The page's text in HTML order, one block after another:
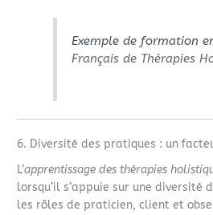
Exemple de formation
Français de Thérapies
6. Diversité des pratiques : un
L’apprentissage des thérapies
lorsqu’il s’appuie sur une diversité
les rôles de praticien, client et